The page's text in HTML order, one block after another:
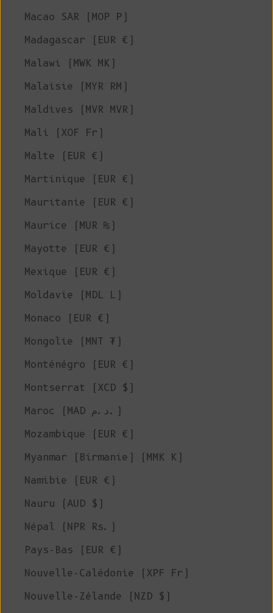
Macao SAR (MOP P)
Madagascar (EUR €)
Malawi (MWK MK)
Malaisie (MYR RM)
Maldives (MVR MVR)
Mali (XOF Fr)
Malte (EUR €)
Martinique (EUR €)
Mauritanie (EUR €)
Maurice (MUR ₨)
Mayotte (EUR €)
Mexique (EUR €)
Moldavie (MDL L)
Monaco (EUR €)
Mongolie (MNT ₮)
Monténégro (EUR €)
Montserrat (XCD $)
Maroc (MAD د.م.)
Mozambique (EUR €)
Myanmar (Birmanie) (MMK K)
Namibie (EUR €)
Nauru (AUD $)
Népal (NPR Rs.)
Pays-Bas (EUR €)
Nouvelle-Calédonie (XPF Fr)
Nouvelle-Zélande (NZD $)